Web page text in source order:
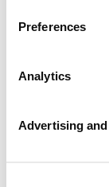
Preferences
Analytics
Advertising